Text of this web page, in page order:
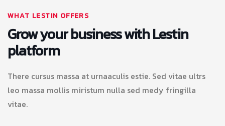
WHAT LESTIN OFFERS
Grow your business with Lestin
platform
There cursus massa at urnaaculis estie. Sed vitae ultrs
leo massa mollis miristum nulla sed medy fringilla
vitae.